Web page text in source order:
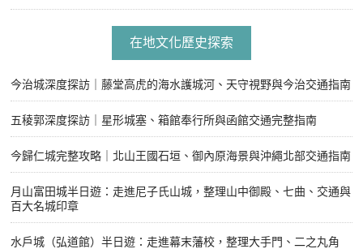
在地文化歷史探索
今治城深度探訪｜藤堂高虎的海水護城河、天守視野與今治交通指南
五稜郭深度探訪｜星形城塞、箱館奉行所與函館交通完整指南
今歸仁城完整攻略｜北山王國石垣、御內原海景與沖繩北部交通指南
月山富田城半日遊：走進尼子氏山城，整理山中御殿、七曲、交通與
百大名城印章
水戶城（弘道館）半日遊：走進幕末藩校，整理大手門、二之丸角